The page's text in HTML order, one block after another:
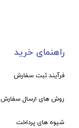
راهنمای خرید
فرآیند ثبت سفارش
روش های ارسال سفارش
شیوه های پرداخت